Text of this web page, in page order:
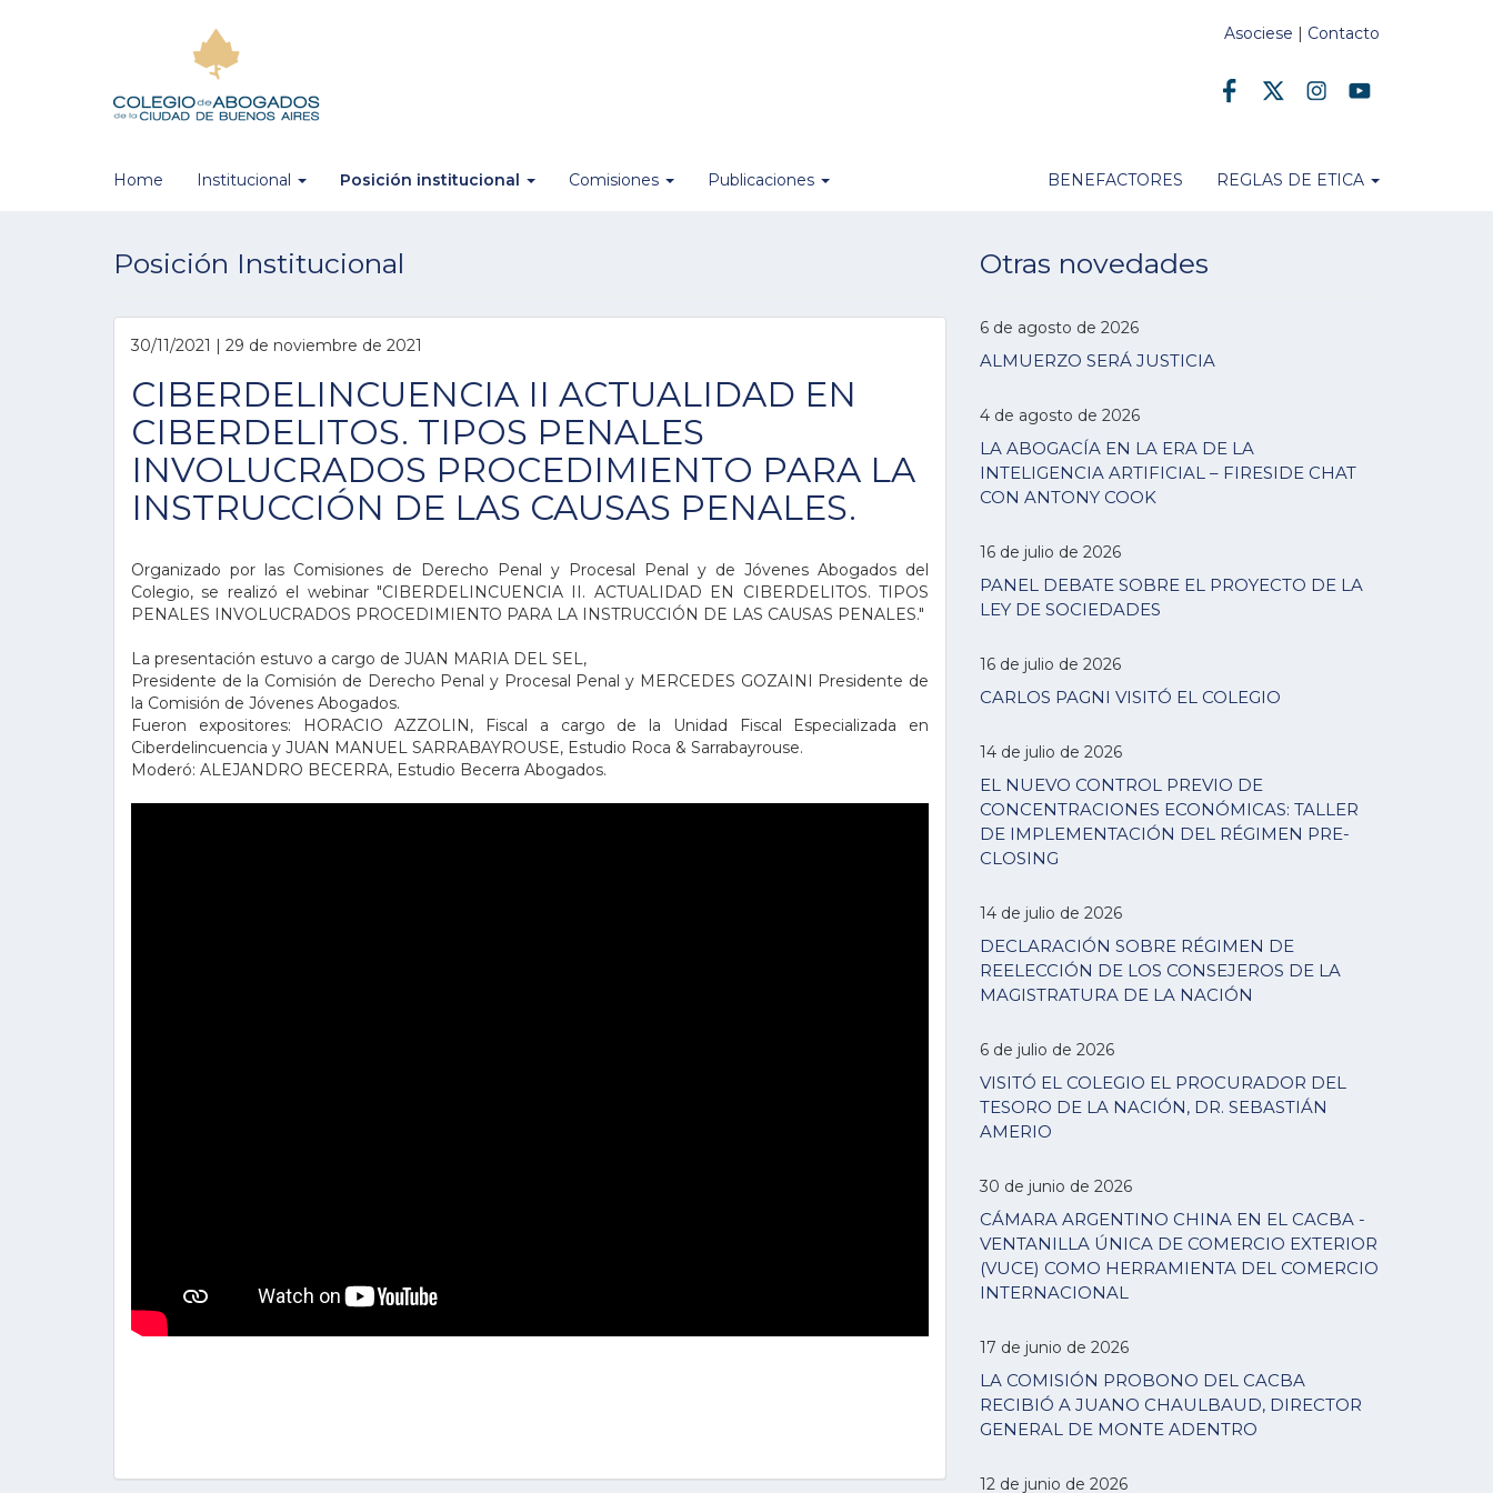
Asociese | Contacto
Home Institucional Posición institucional Comisiones Publicaciones BENEFACTORES REGLAS DE ETICA
Posición Institucional
30/11/2021 | 29 de noviembre de 2021
CIBERDELINCUENCIA II ACTUALIDAD EN
CIBERDELITOS. TIPOS PENALES
INVOLUCRADOS PROCEDIMIENTO PARA LA
INSTRUCCIÓN DE LAS CAUSAS PENALES.
Organizado por las Comisiones de Derecho Penal y Procesal Penal y de Jóvenes Abogados del
Colegio, se realizó el webinar "CIBERDELINCUENCIA II. ACTUALIDAD EN CIBERDELITOS. TIPOS
PENALES INVOLUCRADOS PROCEDIMIENTO PARA LA INSTRUCCIÓN DE LAS CAUSAS PENALES."
La presentación estuvo a cargo de JUAN MARIA DEL SEL,
Presidente de la Comisión de Derecho Penal y Procesal Penal y MERCEDES GOZAINI Presidente de
la Comisión de Jóvenes Abogados.
Fueron expositores: HORACIO AZZOLIN, Fiscal a cargo de la Unidad Fiscal Especializada en
Ciberdelincuencia y JUAN MANUEL SARRABAYROUSE, Estudio Roca & Sarrabayrouse.
Moderó: ALEJANDRO BECERRA, Estudio Becerra Abogados.
Otras novedades
6 de agosto de 2026
ALMUERZO SERÁ JUSTICIA
4 de agosto de 2026
LA ABOGACÍA EN LA ERA DE LA
INTELIGENCIA ARTIFICIAL – FIRESIDE CHAT
CON ANTONY COOK
16 de julio de 2026
PANEL DEBATE SOBRE EL PROYECTO DE LA
LEY DE SOCIEDADES
16 de julio de 2026
CARLOS PAGNI VISITÓ EL COLEGIO
14 de julio de 2026
EL NUEVO CONTROL PREVIO DE
CONCENTRACIONES ECONÓMICAS: TALLER
DE IMPLEMENTACIÓN DEL RÉGIMEN PRE-
CLOSING
14 de julio de 2026
DECLARACIÓN SOBRE RÉGIMEN DE
REELECCIÓN DE LOS CONSEJEROS DE LA
MAGISTRATURA DE LA NACIÓN
6 de julio de 2026
VISITÓ EL COLEGIO EL PROCURADOR DEL
TESORO DE LA NACIÓN, DR. SEBASTIÁN
AMERIO
30 de junio de 2026
CÁMARA ARGENTINO CHINA EN EL CACBA -
VENTANILLA ÚNICA DE COMERCIO EXTERIOR
(VUCE) COMO HERRAMIENTA DEL COMERCIO
INTERNACIONAL
17 de junio de 2026
LA COMISIÓN PROBONO DEL CACBA
RECIBIÓ A JUANO CHAULBAUD, DIRECTOR
GENERAL DE MONTE ADENTRO
12 de junio de 2026